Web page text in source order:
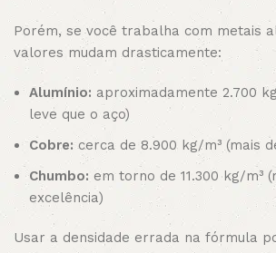
Porém, se você trabalha com metais
valores mudam drasticamente:
Alumínio: aproximadamente 2.700
leve que o aço)
Cobre: cerca de 8.900 kg/m³ (mais
Chumbo: em torno de 11.300 kg/m³
excelência)
Usar a densidade errada na fórmula